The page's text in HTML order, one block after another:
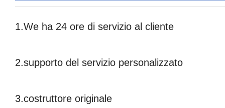
1.We ha 24 ore di servizio al cliente
2.supporto del servizio personalizzato
3.costruttore originale